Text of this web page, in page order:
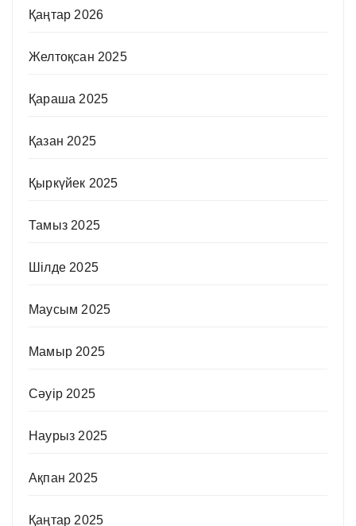
Қаңтар 2026
Желтоқсан 2025
Қараша 2025
Қазан 2025
Қыркүйек 2025
Тамыз 2025
Шілде 2025
Маусым 2025
Мамыр 2025
Сәуір 2025
Наурыз 2025
Ақпан 2025
Қаңтар 2025